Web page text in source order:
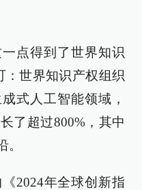
点得到了世界知识
：世界知识产权组织
式人工智能领域，
了超过800%，其中
2024年全球创新指